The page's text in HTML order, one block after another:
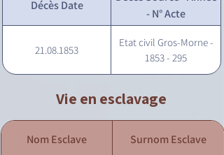
Décès Date
- N° Acte
21.08.1853
Etat civil Gros-Morne -
1853 - 295
Vie en esclavage
Nom Esclave Surnom Esclave